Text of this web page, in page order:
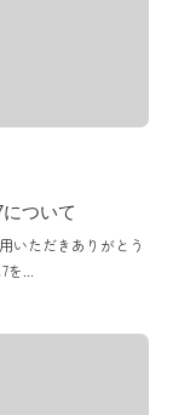
ついて
いただきありがとう
...